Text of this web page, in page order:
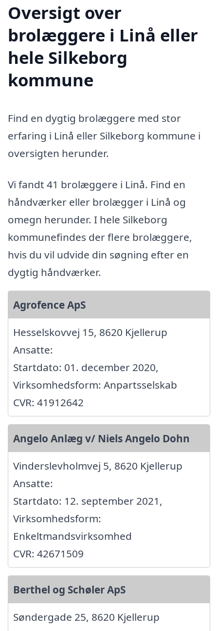
Oversigt over
brolæggere i Linå eller
hele Silkeborg
kommune
Find en dygtig brolæggere med stor
erfaring i Linå eller Silkeborg kommune i
oversigten herunder.
Vi fandt 41 brolæggere i Linå. Find en
håndværker eller brolægger i Linå og
omegn herunder. I hele Silkeborg
kommunefindes der flere brolæggere,
hvis du vil udvide din søgning efter en
dygtig håndværker.
Agrofence ApS
Hesselskovvej 15, 8620 Kjellerup
Ansatte:
Startdato: 01. december 2020,
Virksomhedsform: Anpartsselskab
CVR: 41912642
Angelo Anlæg v/ Niels Angelo Dohn
Vinderslevholmvej 5, 8620 Kjellerup
Ansatte:
Startdato: 12. september 2021,
Virksomhedsform:
Enkeltmandsvirksomhed
CVR: 42671509
Berthel og Schøler ApS
Søndergade 25, 8620 Kjellerup